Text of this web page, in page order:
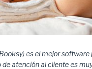
es el mejor software
atención al cliente es